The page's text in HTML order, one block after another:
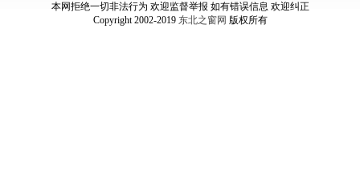
本网拒绝一切非法行为 欢迎监督举报 如有错误信息 欢迎纠正
Copyright 2002-2019 东北之窗网 版权所有